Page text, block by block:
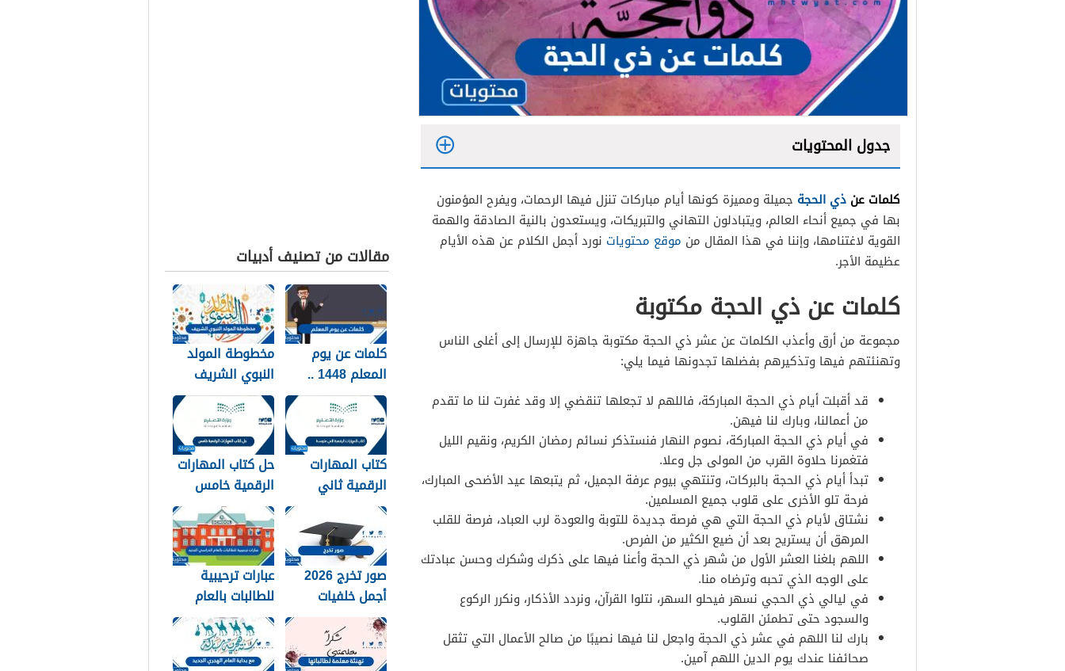
جدول المحتويات
كلمات عن ذي الحجة جميلة ومميزة كونها أيام مباركات تنزل فيها الرحمات، ويفرح المؤمنون
بها في جميع أنحاء العالم، ويتبادلون التهاني والتبريكات، ويستعدون بالنية الصادقة والهمة
القوية لاغتنامها، وإننا في هذا المقال من موقع محتويات نورد أجمل الكلام عن هذه الأيام
عظيمة الأجر.
كلمات عن ذي الحجة مكتوبة
مجموعة من أرق وأعذب الكلمات عن عشر ذي الحجة مكتوبة جاهزة للإرسال إلى أغلى الناس
وتهنئتهم فيها وتذكيرهم بفضلها تجدونها فيما يلي:
قد أقبلت أيام ذي الحجة المباركة، فاللهم لا تجعلها تنقضي إلا وقد غفرت لنا ما تقدم
من أعمالنا، وبارك لنا فيهن.
في أيام ذي الحجة المباركة، نصوم النهار فنستذكر نسائم رمضان الكريم، ونقيم الليل
فتغمرنا حلاوة القرب من المولى جل وعلا.
تبدأ أيام ذي الحجة بالبركات، وتنتهي بيوم عرفة الجميل، ثم يتبعها عيد الأضحى المبارك،
فرحة تلو الأخرى على قلوب جميع المسلمين.
نشتاق لأيام ذي الحجة التي هي فرصة جديدة للتوبة والعودة لرب العباد، فرصة للقلب
المرهق أن يستريح بعد أن ضيع الكثير من الفرص.
اللهم بلغنا العشر الأول من شهر ذي الحجة وأعنا فيها على ذكرك وشكرك وحسن عبادتك
على الوجه الذي تحبه وترضاه منا.
في ليالي ذي الحجي نسهر فيحلو السهر، نتلوا القرآن، ونردد الأذكار، ونكرر الركوع
والسجود حتى تطمئن القلوب.
بارك لنا اللهم في عشر ذي الحجة واجعل لنا فيها نصيبًا من صالح الأعمال التي تثقل
صحائفنا عندك يوم الدين اللهم آمين.
مقالات من تصنيف أدبيات
كلمات عن يوم
المعلم 1448 ..
عبارات عن يوم
المعلم مكتوبة
1448
مخطوطة المولد
النبوي الشريف
2026 جديدة
كتاب المهارات
الرقمية ثاني
متوسط 1448
حل كتاب المهارات
الرقمية خامس
1448
صور تخرج 2026
أجمل خلفيات
رمزيات استكرات
مبروك التخرج
1448
عبارات ترحيبية
للطالبات بالعام
الدراسي الجديد
1448 بالصور